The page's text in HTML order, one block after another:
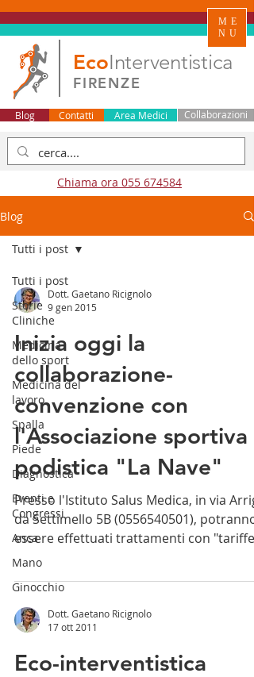
EcoInterventistica
FIRENZE
Collaborazioni
Area Medici
Contatti
Blog
Chiama ora 055 674584
ME
NU
Blog
Tutti i post
Storie
Cliniche
Medicina
dello sport
Medicina del
lavoro
Spalla
Piede
Diagnostica
Eventi e
Congressi
Anca
Mano
Ginocchio
Tutti i post
Dott. Gaetano Ricignolo
9 gen 2015
Inizia oggi la
collaborazione-
convenzione con
l'Associazione sportiva
podistica "La Nave"
Presso l'Istituto Salus Medica, in via
da Settimello 5B (0556540501), potranno
essere effettuati trattamenti con
Dott. Gaetano Ricignolo
17 ott 2011
Eco-interventistica